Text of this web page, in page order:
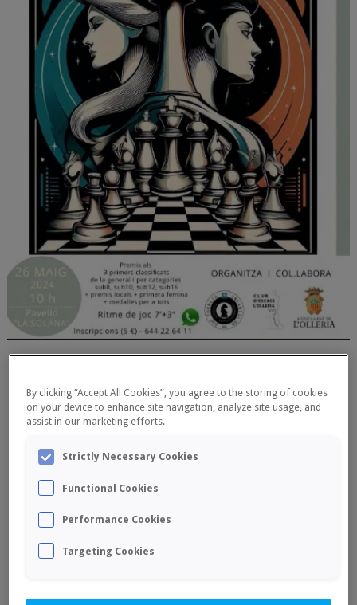
II TORNEIG INFANTIL L’OLLERIA
By clicking “Accept All Cookies”, you agree to the storing of cookies
on your device to enhance site navigation, analyze site usage, and
assist in our marketing efforts.
Strictly Necessary Cookies
Functional Cookies
Performance Cookies
Targeting Cookies